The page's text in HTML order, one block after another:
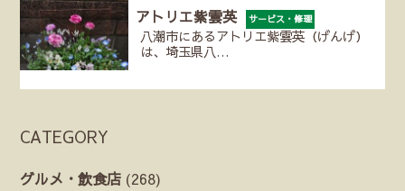
アトリエ紫雲英 サービス・修理
八潮市にあるアトリエ紫雲英（げんげ）
は、埼玉県八…
CATEGORY
グルメ・飲食店 (268)